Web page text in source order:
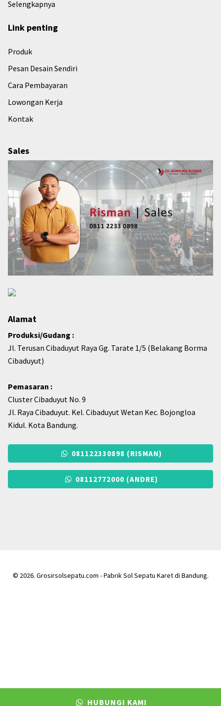
Selengkapnya
Link penting
Produk
Pesan Desain Sendiri
Cara Pembayaran
Lowongan Kerja
Kontak
Sales
Alamat
Produksi/Gudang :
Jl. Terusan Cibaduyut Raya Gg. Tarate 1/5 (Belakang Borma
Cibaduyut)
Pemasaran :
Cluster Cibaduyut No. 9
Jl. Raya Cibaduyut. Kel. Cibaduyut Wetan Kec. Bojongloa
Kidul. Kota Bandung.
081122330898 (RISMAN)
08112772000 (ANDRE)
HUBUNGI KAMI
© 2026. Grosirsolsepatu.com - Pabrik Sol Sepatu Karet di Bandung.